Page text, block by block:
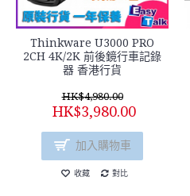
Thinkware U3000 PRO
2CH 4K/2K 前後鏡行車記錄
器 香港行貨
HK$4,980.00
HK$3,980.00
加入購物車
收藏 對比